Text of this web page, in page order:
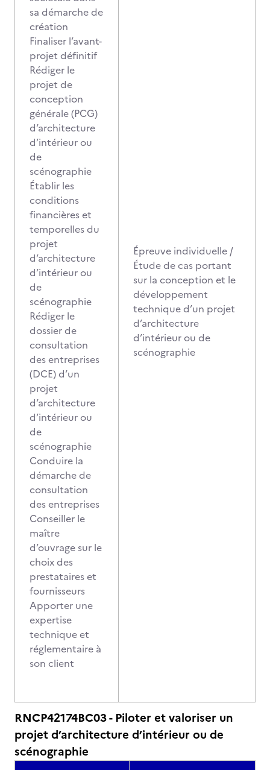
sa démarche de
création
Finaliser l’avant-
projet définitif
Rédiger le
projet de
conception
générale (PCG)
d’architecture
d’intérieur ou
de
scénographie
Établir les
conditions
financières et
temporelles du
projet
d’architecture
d’intérieur ou
de
scénographie
Rédiger le
dossier de
consultation
des entreprises
(DCE) d’un
projet
d’architecture
d’intérieur ou
de
scénographie
Conduire la
démarche de
consultation
des entreprises
Conseiller le
maître
d’ouvrage sur le
choix des
prestataires et
fournisseurs
Apporter une
expertise
technique et
réglementaire à
son client
Épreuve individuelle /
Étude de cas portant
sur la conception et le
développement
technique d’un projet
d’architecture
d’intérieur ou de
scénographie
RNCP42174BC03 - Piloter et valoriser un
projet d’architecture d’intérieur ou de
scénographie